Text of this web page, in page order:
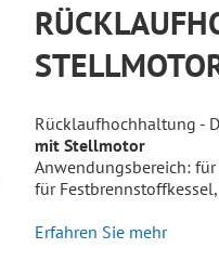
Rücklaufhochhaltung -
mit Stellmotor
Anwendungsbereich:
für
Erfahren Sie mehr